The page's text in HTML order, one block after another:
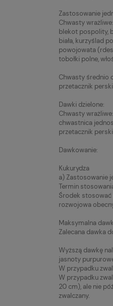
Zastosowanie
Chwasty wrażliwe:
blekot pospolity,
biała, kurzyślad
powojowata
tobołki polne,
Chwasty średnio
przetacznik
Dawki dzielone:
Chwasty wrażliwe:
chwastnica
przetacznik
Dawkowanie:
Kukurydza
a) Zastosowanie
Termin
Środek stosować
rozwojowa
Maksymalna
Zalecana dawka
Wyższą dawkę
jasnoty
W przypadku
W przypadku
20 cm), ale nie
zwalczany.